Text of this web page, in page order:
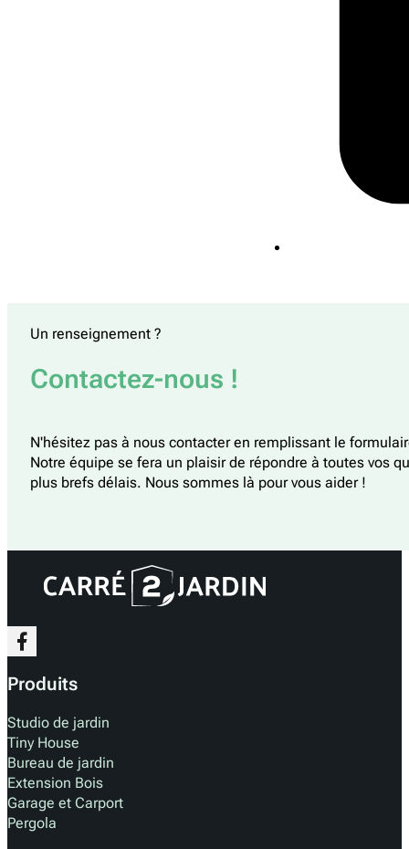
Contactez-nous !
Un renseignement ?
N'hésitez pas à nous contacter en remplissant le
Notre équipe se fera un plaisir de répondre à toutes vos
plus brefs délais. Nous sommes là pour vous aider !
Produits
Studio de jardin
Tiny House
Bureau de jardin
Extension Bois
Garage et Carport
Pergola